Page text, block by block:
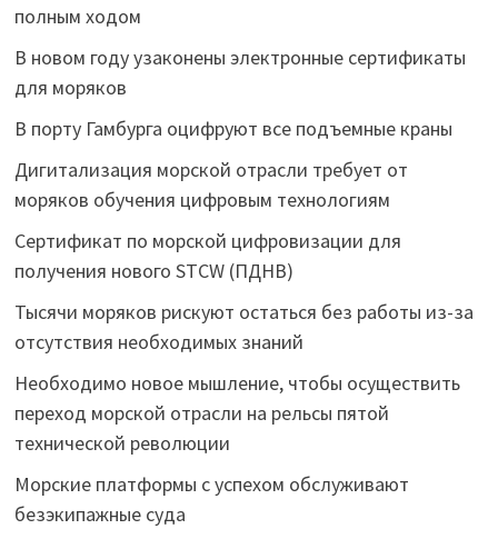
полным ходом
В новом году узаконены электронные сертификаты
для моряков
В порту Гамбурга оцифруют все подъемные краны
Дигитализация морской отрасли требует от
моряков обучения цифровым технологиям
Сертификат по морской цифровизации для
получения нового STCW (ПДНВ)
Тысячи моряков рискуют остаться без работы из-за
отсутствия необходимых знаний
Необходимо новое мышление, чтобы осуществить
переход морской отрасли на рельсы пятой
технической революции
Морские платформы с успехом обслуживают
безэкипажные суда